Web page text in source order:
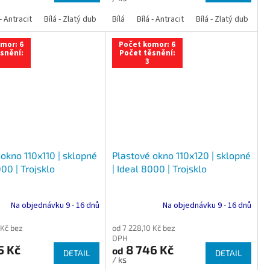
Zlatý dub Tmavý dub Ořech Mahagon
Bílá - Ořech Bílá - Mahagon Antracit Zlatý dub Tmavý dub
Antracit Bílá - Zlatý dub Bílá - Tmavý dub Bílá - Ořech Bílá -
Bílá Bílá - Antracit Bílá - Zlatý dub
6
110x110 | sklopné
| Trojsklo
Na objednávku 9 - 16 dnů
bez
Kč DETAIL
Počet komor: 6
Počet těsnění:
3
Plastové okno 110x120 | sklopné
| Ideal 8000 | Trojsklo
Na objednávku 9 - 16 dnů
od 7 228,10 Kč bez
DPH
od 8 746 Kč
/ ks
DETAIL